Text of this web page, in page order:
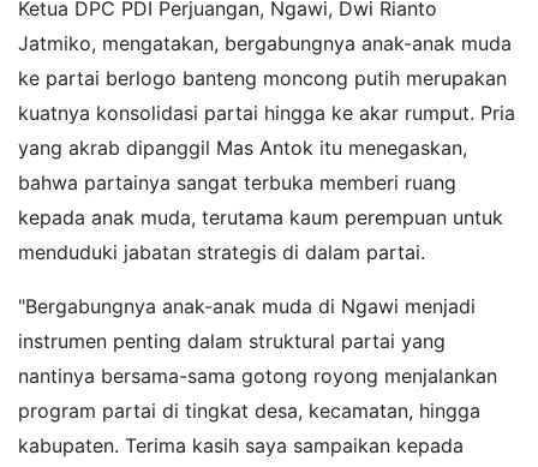
Ketua DPC PDI Perjuangan, Ngawi, Dwi Rianto
Jatmiko, mengatakan, bergabungnya anak-anak muda
ke partai berlogo banteng moncong putih merupakan
kuatnya konsolidasi partai hingga ke akar rumput. Pria
yang akrab dipanggil Mas Antok itu menegaskan,
bahwa partainya sangat terbuka memberi ruang
kepada anak muda, terutama kaum perempuan untuk
menduduki jabatan strategis di dalam partai.
"Bergabungnya anak-anak muda di Ngawi menjadi
instrumen penting dalam struktural partai yang
nantinya bersama-sama gotong royong menjalankan
program partai di tingkat desa, kecamatan, hingga
kabupaten. Terima kasih saya sampaikan kepada